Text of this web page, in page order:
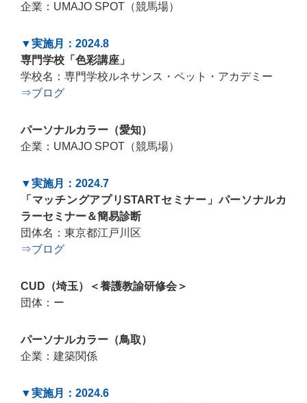
企業：UMAJO SPOT（競馬場）
▼実施月：2024.8
専門学校「色彩講座」
学校名：専門学校ルネサンス・ペット・アカデミー
⇒ブログ
パーソナルカラー（愛知）
企業：UMAJO SPOT（競馬場）
▼実施月：2024.7
「マッチングアプリSTARTセミナー」パーソナルカ
ラーセミナー＆簡易診断
団体名：東京都江戸川区
⇒ブログ
CUD（埼玉）＜養護教諭研修会＞
団体：ー
パーソナルカラー（鳥取）
企業：建築関係
▼実施月：2024.6